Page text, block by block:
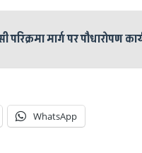
मार्ग पर पौधारोपण
WhatsApp